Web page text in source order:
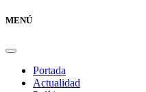
MENÚ
Portada
Actualidad